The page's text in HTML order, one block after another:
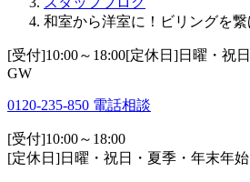
和室から洋室に！ビリングを
[受付]10:00～18:00[定休日]日曜・祝
GW
0120-235-850 電話相談
[受付]10:00～18:00
[定休日]日曜・祝日・夏季・年末年